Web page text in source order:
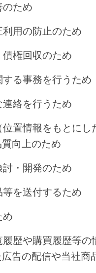
のため
利用の防止のため
債権回収のため
する事務を行うため
連絡を行うため
位置情報をもとに
向上のため
討・開発のため
等を送付するため
め
履歴や購買履歴等
告の配信や当社商